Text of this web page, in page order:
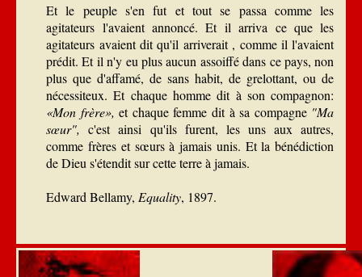
Et le peuple s'en fut et tout se passa comme les
agitateurs l'avaient annoncé. Et il arriva ce que les
agitateurs avaient dit qu'il arriverait , comme il l'avaient
prédit. Et il n'y eu plus aucun assoiffé dans ce pays, non
plus que d'affamé, de sans habit, de grelottant, ou de
nécessiteux. Et chaque homme dit à son compagnon:
«Mon frère», et chaque femme dit à sa compagne "Ma
sœur", c'est ainsi qu'ils furent, les uns aux autres,
comme frères et sœurs à jamais unis. Et la bénédiction
de Dieu s'étendit sur cette terre à jamais.
Edward Bellamy, Equality, 1897.